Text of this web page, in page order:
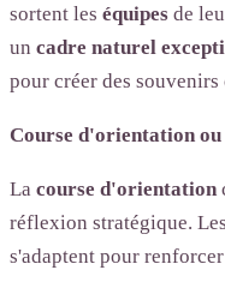
sortent les équipes de
un cadre naturel
pour créer des
Course d'orientation
La course d'orientation
réflexion stratégique.
s'adaptent pour